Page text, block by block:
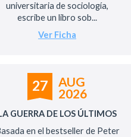
universitaria de sociología,
escribe un libro sob...
Ver Ficha
27
AUG
2026
GUERRA DE LOS ÚLTIMOS
en el bestseller de Peter